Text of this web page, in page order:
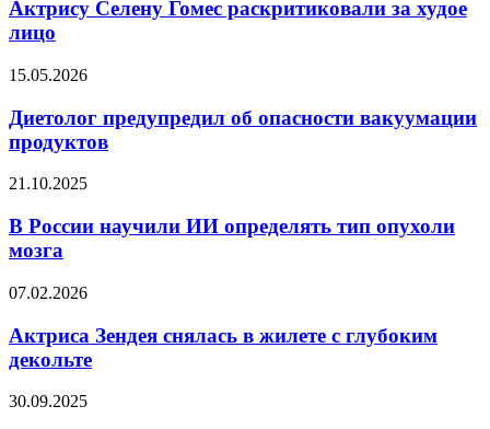
Гомес
раскритиковали
за
лицо
Актрису Селену Гомес раскритиковали за худое
лицо
Диетолог
об
опасности
вакуумации
15.05.2026
Диетолог предупредил об опасности вакуумации
продуктов
В
научили ИИ
определять
тип
мозга
21.10.2025
В России научили ИИ определять тип опухоли
мозга
Актриса
снялась
в
жилете
глубоким
07.02.2026
Актриса Зендея снялась в жилете с глубоким
декольте
Успешные
30.09.2025